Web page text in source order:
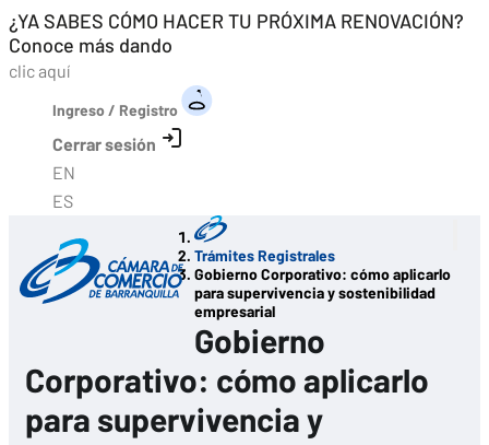
¿YA SABES CÓMO HACER TU PRÓXIMA RENOVACIÓN?
Conoce más dando
clic aquí
Ingreso / Registro
Cerrar sesión
EN
ES
Trámites Registrales
Gobierno Corporativo: cómo aplicarlo
para supervivencia y sostenibilidad
empresarial
Gobierno
Corporativo: cómo aplicarlo
para supervivencia y